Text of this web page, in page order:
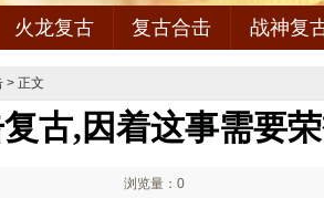
火龙复古 复古合击 战神复
> 正文
古,因着这事需要
浏览量：0